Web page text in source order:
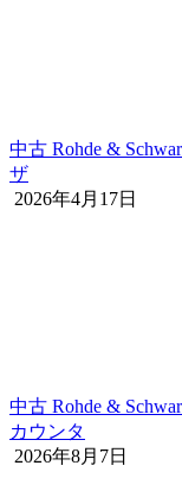
中古 Rohde &
ザ
2026年4月17日
中古 Rohde &
カウンタ
2026年8月7日